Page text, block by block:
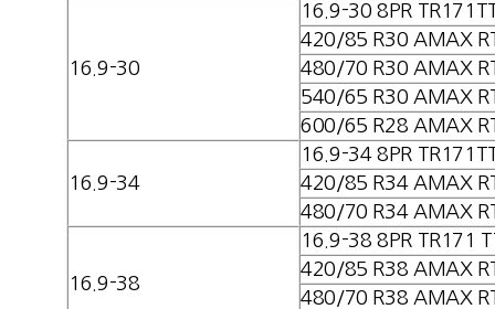
16.9-30
16.9-30 8PR
420/85 R30 AMAX
480/70 R30 AMAX
540/65 R30 AMAX
600/65 R28 AMAX
16.9-34
16.9-34 8PR
420/85 R34 AMAX
480/70 R34 AMAX
16.9-38
16.9-38 8PR TR171
420/85 R38 AMAX
480/70 R38 AMAX